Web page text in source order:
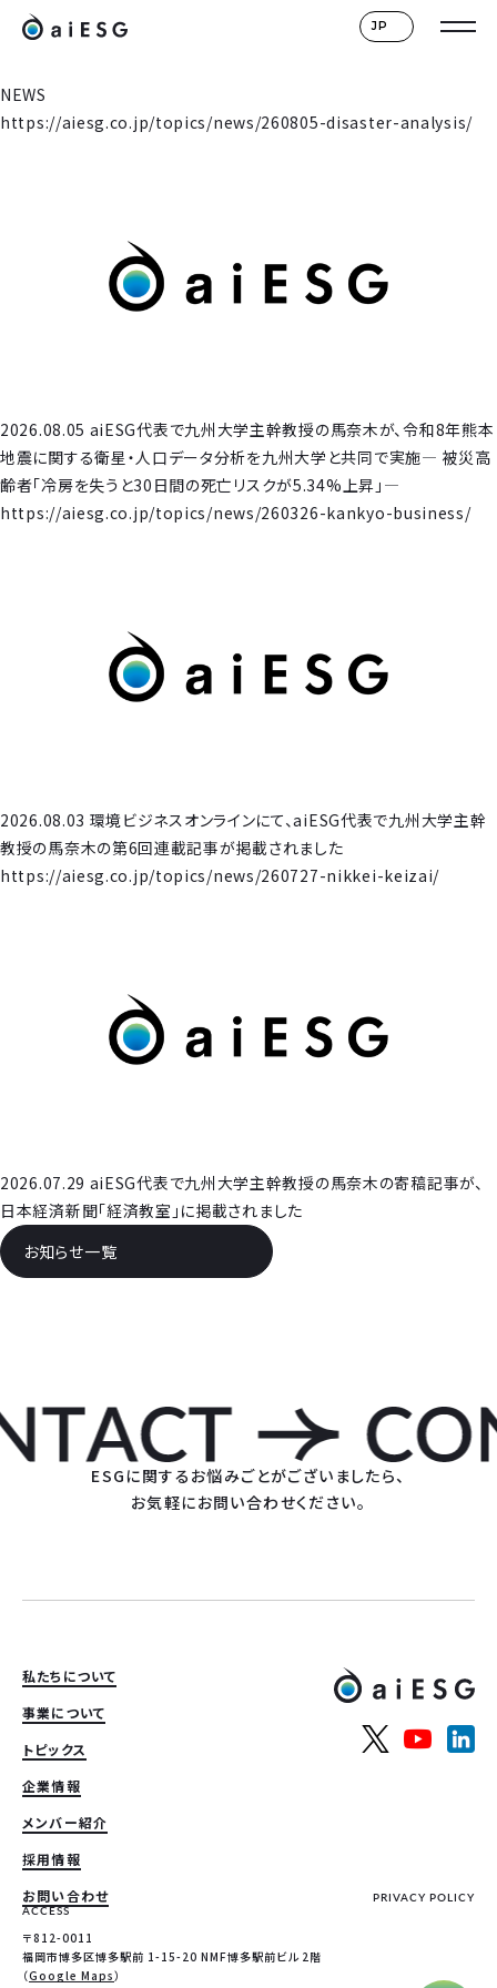
JP
NEWS
https://aiesg.co.jp/topics/news/260805-disaster-analysis/
2026.08.05 aiESG代表で九州大学主幹教授の馬奈木が、令和8年熊本
地震に関する衛星・人口データ分析を九州大学と共同で実施― 被災高
齢者「冷房を失うと30日間の死亡リスクが5.34%上昇」―
https://aiesg.co.jp/topics/news/260326-kankyo-business/
2026.08.03 環境ビジネスオンラインにて、aiESG代表で九州大学主幹
教授の馬奈木の第6回連載記事が掲載されました
https://aiesg.co.jp/topics/news/260727-nikkei-keizai/
2026.07.29 aiESG代表で九州大学主幹教授の馬奈木の寄稿記事が、
日本経済新聞「経済教室」に掲載されました
お知らせ一覧
ESGに関するお悩みごとがございましたら、
お気軽にお問い合わせください。
私たちについて
事業について
トピックス
企業情報
メンバー紹介
採用情報
お問い合わせ
PRIVACY POLICY
ACCESS
〒812-0011
福岡市博多区博多駅前 1-15-20 NMF博多駅前ビル 2階
（Google Maps）